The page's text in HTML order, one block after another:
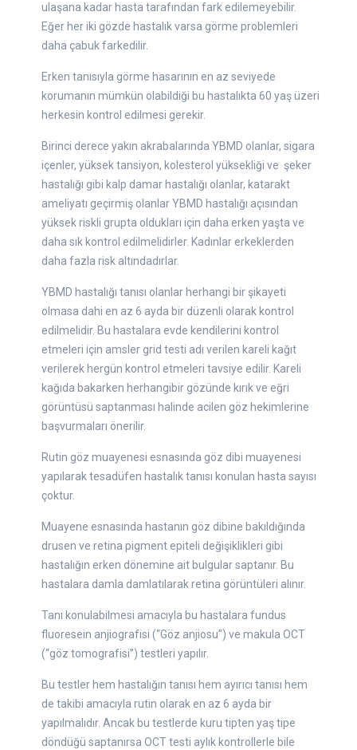
ulaşana kadar hasta tarafından fark edilemeyebilir.
Eğer her iki gözde hastalık varsa görme problemleri
daha çabuk farkedilir.
Erken tanısıyla görme hasarının en az seviyede
korumanın mümkün olabildiği bu hastalıkta 60 yaş üzeri
herkesin kontrol edilmesi gerekir.
Birinci derece yakın akrabalarında YBMD olanlar, sigara
içenler, yüksek tansiyon, kolesterol yüksekliği ve şeker
hastalığı gibi kalp damar hastalığı olanlar, katarakt
ameliyatı geçirmiş olanlar YBMD hastalığı açısından
yüksek riskli grupta oldukları için daha erken yaşta ve
daha sık kontrol edilmelidirler. Kadınlar erkeklerden
daha fazla risk altındadırlar.
YBMD hastalığı tanısı olanlar herhangi bir şikayeti
olmasa dahi en az 6 ayda bir düzenli olarak kontrol
edilmelidir. Bu hastalara evde kendilerini kontrol
etmeleri için amsler grid testi adı verilen kareli kağıt
verilerek hergün kontrol etmeleri tavsiye edilir. Kareli
kağıda bakarken herhangibir gözünde kırık ve eğri
görüntüsü saptanması halinde acilen göz hekimlerine
başvurmaları önerilir.
Rutin göz muayenesi esnasında göz dibi muayenesi
yapılarak tesadüfen hastalık tanısı konulan hasta sayısı
çoktur.
Muayene esnasında hastanın göz dibine bakıldığında
drusen ve retina pigment epiteli değişiklikleri gibi
hastalığın erken dönemine ait bulgular saptanır. Bu
hastalara damla damlatılarak retina görüntüleri alınır.
Tanı konulabilmesi amacıyla bu hastalara fundus
fluoresein anjiografisi (“Göz anjiosu”) ve makula OCT
(“göz tomografisi”) testleri yapılır.
Bu testler hem hastalığın tanısı hem ayırıcı tanısı hem
de takibi amacıyla rutin olarak en az 6 ayda bir
yapılmalıdır. Ancak bu testlerde kuru tipten yaş tipe
döndüğü saptanırsa OCT testi aylık kontrollerle bile